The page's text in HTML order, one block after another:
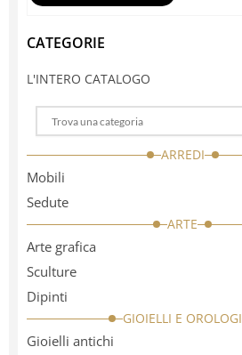
CATEGORIE
L'INTERO CATALOGO
Choose
ARREDI
Mobili
Sedute
ARTE
Arte grafica
Sculture
Dipinti
GIOIELLI E OROLOGI
Gioielli antichi